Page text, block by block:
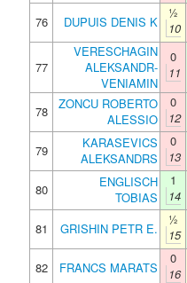
76
DUPUIS DENIS K
½
10
77
VERESCHAGIN
ALEKSANDR-
VENIAMIN
0
11
78
ZONCU ROBERTO
ALESSIO
0
12
79
KARASEVICS
ALEKSANDRS
0
13
80
ENGLISCH
TOBIAS
1
14
81
GRISHIN PETR E.
½
15
82
FRANCS MARATS
0
16